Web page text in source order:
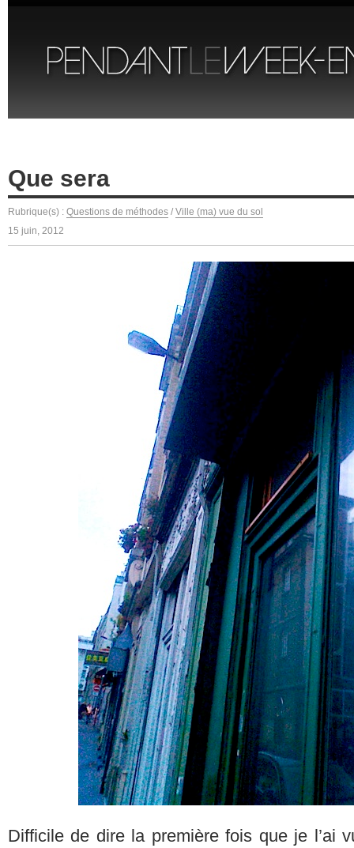
Que sera
Rubrique(s) : Questions de méthodes / Ville (ma) vue du sol
15 juin, 2012
Difficile de dire la première fois que je l’ai